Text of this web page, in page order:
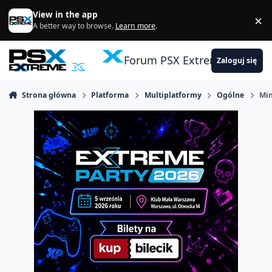
Skocz do zawartości
View in the app
A better way to browse. Learn more. ×
Forum PSX ExtremeZaloguj się
Strona główna Platforma Multiplatformy Ogólne